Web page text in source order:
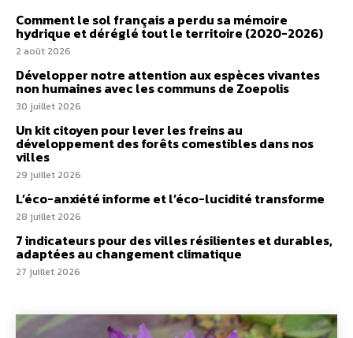
Comment le sol français a perdu sa mémoire
hydrique et déréglé tout le territoire (2020-2026)
2 août 2026
Développer notre attention aux espèces vivantes
non humaines avec les communs de Zoepolis
30 juillet 2026
Un kit citoyen pour lever les freins au
développement des forêts comestibles dans nos
villes
29 juillet 2026
L’éco-anxiété informe et l’éco-lucidité transforme
28 juillet 2026
7 indicateurs pour des villes résilientes et durables,
adaptées au changement climatique
27 juillet 2026